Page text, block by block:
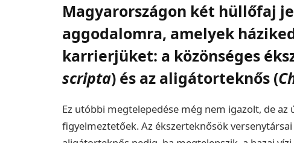
Magyarországon két hüllőfaj
aggodalomra, amelyek
karrierjüket: a közönséges
scripta) és az aligátorteknős (
Ez utóbbi megtelepedése még nem igazolt, de
figyelmeztetőek. Az ékszerteknősök